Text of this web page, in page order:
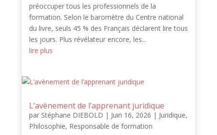
préoccuper tous les professionnels de la
formation. Selon le baromètre du Centre national
du livre, seuls 45 % des Français déclarent lire tous
les jours. Plus révélateur encore, les...
lire plus
L’avènement de l’apprenant juridique
par Stéphane DIEBOLD | Juin 16, 2026 | Juridique,
Philosophie, Responsable de formation